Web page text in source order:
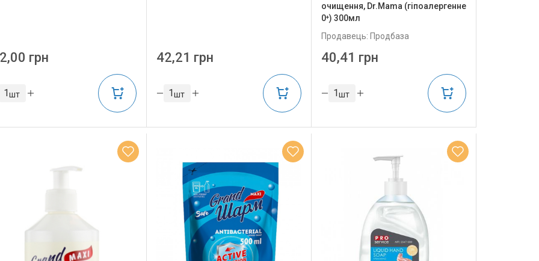
грн
шт
42,21 грн
шт
очищення, Dr.Mama (гіпоалергенне
0⁺) 300мл
Продавець: Продбаза
40,41 грн
шт